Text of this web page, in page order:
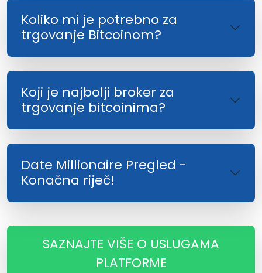
Koliko mi je potrebno za
trgovanje Bitcoinom?
Koji je najbolji broker za
trgovanje bitcoinima?
Date Millionaire Pregled -
Konačna riječ!
SAZNAJTE VIŠE O USLUGAMA
PLATFORME